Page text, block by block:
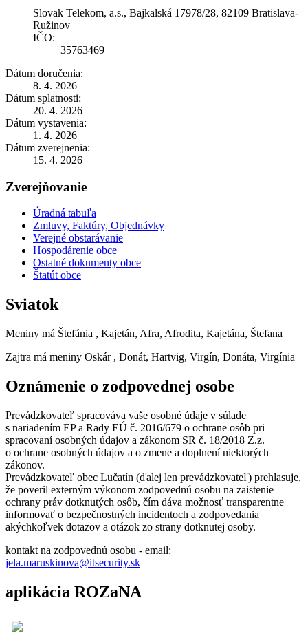
Slovak Telekom, a.s., Bajkalská 17978/28, 82109 Bratislava-
Ružinov
IČO:
35763469
Dátum doručenia:
8. 4. 2026
Dátum splatnosti:
20. 4. 2026
Dátum vystavenia:
1. 4. 2026
Dátum zverejnenia:
15. 4. 2026
Zverejňovanie
Úradná tabuľa
Zmluvy, Faktúry, Objednávky
Verejné obstarávanie
Hospodárenie obce
Ostatné dokumenty obce
Štatút obce
Sviatok
Meniny má Štefánia , Kajetán, Afra, Afrodita, Kajetána, Štefana
Zajtra má meniny Oskár , Donát, Hartvig, Virgín, Donáta, Virgínia
Oznámenie o zodpovednej osobe
Prevádzkovateľ spracováva vaše osobné údaje v súlade
s nariadením EP a Rady EÚ č. 2016/679 o ochrane osôb pri
spracovaní osobných údajov a zákonom SR č. 18/2018 Z.z.
o ochrane osobných údajov a o zmene a doplnení niektorých
zákonov.
Prevádzkovateľ obec Lučatín (ďalej len prevádzkovateľ) prehlasuje,
že poveril externým výkonom zodpovednú osobu na zaistenie
ochrany práv dotknutých osôb, čím dáva možnosť transparentne
informovať o bezpečnostných incidentoch a zodpovedania
akýchkoľvek dotazov a otázok zo strany dotknutej osoby.
kontakt na zodpovednú osobu - email:
jela.maruskinova@itsecurity.sk
aplikácia ROZaNA